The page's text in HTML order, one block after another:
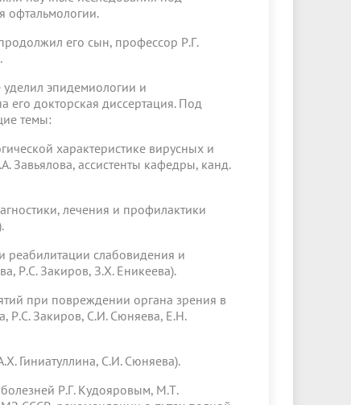
офтальмологии.
его сын, профессор Р.Г.
эпидемиологии и
докторская диссертация. Под
темы:
характеристике вирусных и
Завьялова, ассистенты кафедры, канд.
лечения и профилактики
реабилитации слабовидения и
Р.С. Закиров, З.Х. Еникеева).
при повреждении органа зрения в
Р.С. Закиров, С.И. Сюняева, Е.Н.
Гиниатуллина, С.И. Сюняева).
Р.Г. Кудояровым, М.Т.